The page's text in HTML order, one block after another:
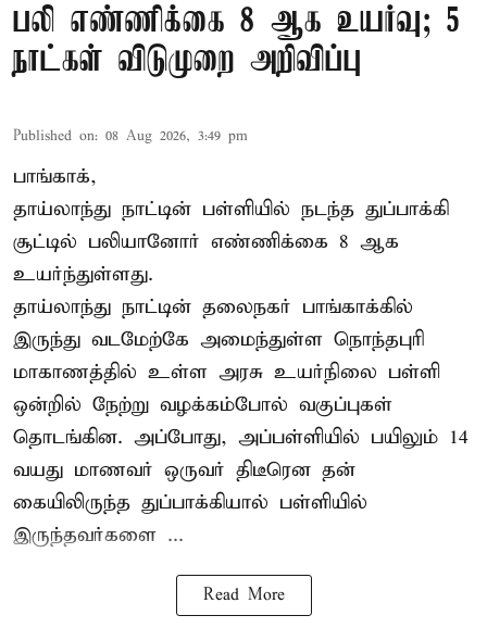
பலி எண்ணிக்கை 8 ஆக உயர்வு; 5
நாட்கள் விடுமுறை அறிவிப்பு
Published on: 08 Aug 2026, 3:49 pm
பாங்காக்,
தாய்லாந்து நாட்டின் பள்ளியில் நடந்த துப்பாக்கி
சூட்டில் பலியானோர் எண்ணிக்கை 8 ஆக
உயர்ந்துள்ளது.
தாய்லாந்து நாட்டின் தலைநகர் பாங்காக்கில்
இருந்து வடமேற்கே அமைந்துள்ள நொந்தபுரி
மாகாணத்தில் உள்ள அரசு உயர்நிலை பள்ளி
ஒன்றில் நேற்று வழக்கம்போல் வகுப்புகள்
தொடங்கின. அப்போது, அப்பள்ளியில் பயிலும் 14
வயது மாணவர் ஒருவர் திடீரென தன்
கையிலிருந்த துப்பாக்கியால் பள்ளியில்
இருந்தவர்களை ...
Read More